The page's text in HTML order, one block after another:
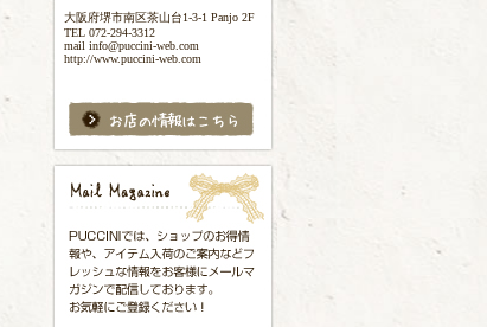
大阪府堺市南区茶山台1-3-1 Panjo 2F
TEL 072-294-3312
mail info@puccini-web.com
http://www.puccini-web.com